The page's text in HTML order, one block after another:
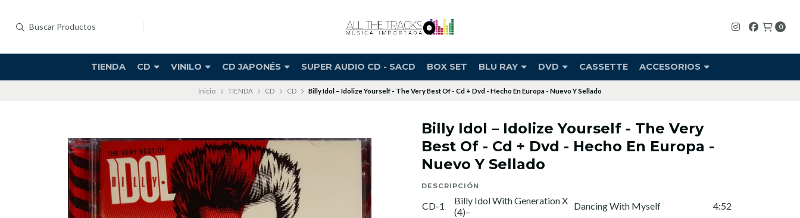
0
TIENDA CD VINILO CD JAPONÉS SUPER AUDIO CD - SACD BOX SET BLU RAY DVD CASSETTE ACCESORIOS
Inicio TIENDA CD CD Billy Idol – Idolize Yourself - The Very Best Of - Cd + Dvd - Hecho En Europa - Nuevo Y Sellado
Billy Idol – Idolize Yourself - The Very
Best Of - Cd + Dvd - Hecho En Europa -
Nuevo Y Sellado
DESCRIPCIÓN
CD-1
Billy Idol With Generation X
(4)–
Dancing With Myself
4:52